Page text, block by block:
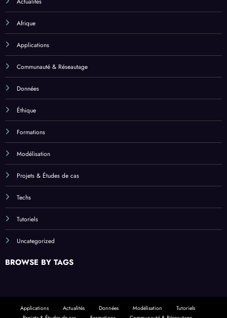
Afrique
Applications
Communauté & Réseautage
Données
Éthique
Formations
Modélisation
Projets & Études de cas
Techs
Tutoriels
Uncategorized
BROWSE BY TAGS
Applications Actualités Données Modélisation
Tutoriels